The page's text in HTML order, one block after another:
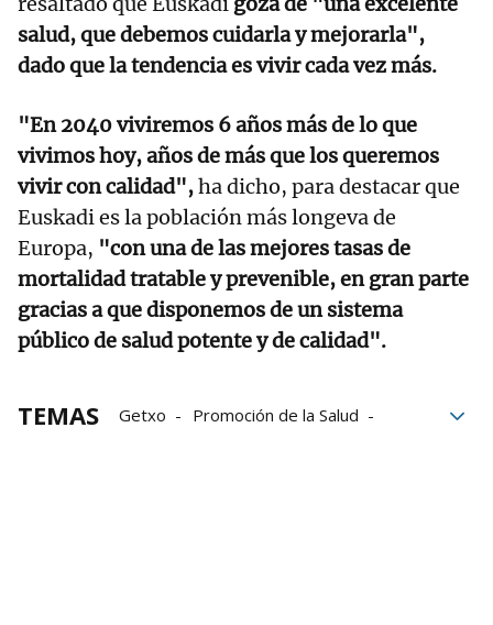
salud, que debemos cuidarla y mejorarla",
dado que la tendencia es vivir cada vez más.
"En 2040 viviremos 6 años más de lo que
vivimos hoy, años de más que los queremos
vivir con calidad",ha dicho, para destacar que
Euskadi es la población más longeva de
Europa, "con una de las mejores tasas de
mortalidad tratable y prevenible, en gran parte
gracias a que disponemos de un sistema
público de salud potente y de calidad".
TEMAS Getxo
Promoción de la Salud